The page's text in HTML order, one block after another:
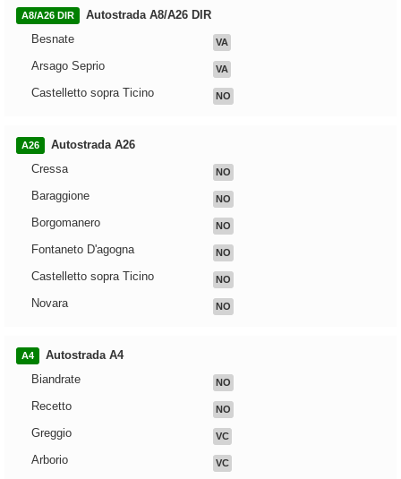
A8/A26 DIR
Autostrada A8/A26 DIR
Besnate
VA
Arsago Seprio VA
Castelletto sopra Ticino NO
A26
Autostrada A26
Cressa
NO
Baraggione NO
Borgomanero NO
Fontaneto D'agogna NO
Castelletto sopra Ticino NO
Novara NO
A4
Autostrada A4
Biandrate
NO
Recetto NO
Greggio VC
Arborio VC